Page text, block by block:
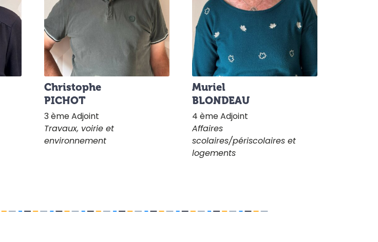
Christophe
PICHOT
3 ème Adjoint
Travaux, voirie et
environnement
Muriel
BLONDEAU
4 ème Adjoint
Affaires
scolaires/périscolaires et
logements